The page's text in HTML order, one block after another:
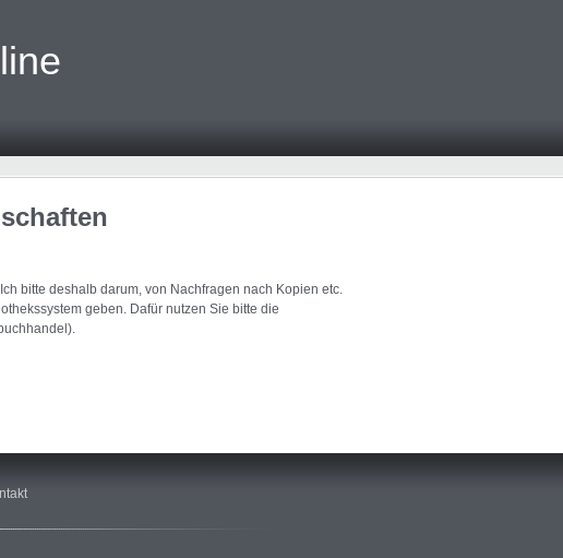
bitte deshalb darum, von Nachfragen nach Kopien etc.
geben. Dafür nutzen Sie bitte die